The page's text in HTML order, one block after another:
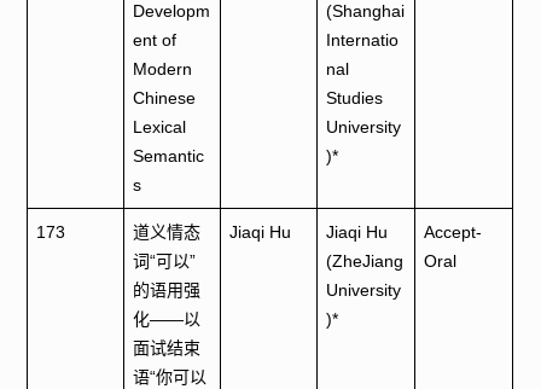
Developm
ent of
Modern
Chinese
Lexical
Semantic
s
(Shanghai
Internatio
nal
Studies
University
)*
173
道义情态
词“可以”
的语用强
化——以
面试结束
语“你可以
Jiaqi Hu
Jiaqi Hu
(ZheJiang
University
)*
Accept-
Oral